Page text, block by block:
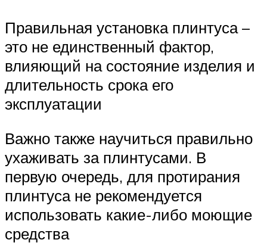
Правильная установка плинтуса –
это не единственный фактор,
влияющий на состояние изделия и
длительность срока его
эксплуатации
Важно также научиться правильно
ухаживать за плинтусами. В
первую очередь, для протирания
плинтуса не рекомендуется
использовать какие-либо моющие
средства